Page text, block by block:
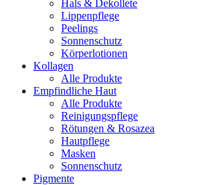
Hals & Dekollete
Lippenpflege
Peelings
Sonnenschutz
Körperlotionen
Kollagen
Alle Produkte
Empfindliche Haut
Alle Produkte
Reinigungspflege
Rötungen & Rosazea
Hautpflege
Masken
Sonnenschutz
Pigmente